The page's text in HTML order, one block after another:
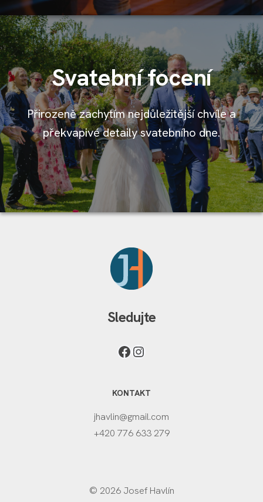
Svatební focení
Přirozeně zachytím nejdůležitější chvíle a
překvapivé detaily svatebního dne.
Sledujte
KONTAKT
jhavlin@gmail.com
+420 776 633 279
© 2026 Josef Havlín